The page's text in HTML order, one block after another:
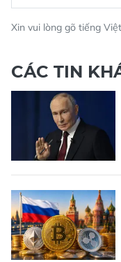
Xin vui lòng gõ tiếng
CÁC TIN